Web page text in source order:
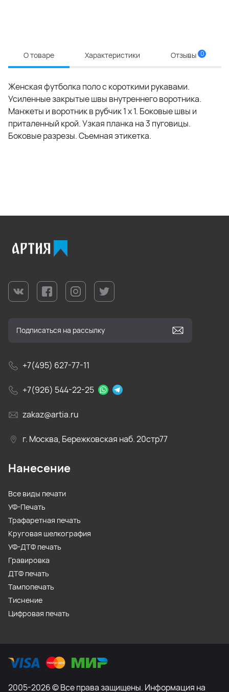
О товаре Характеристики Отзывы 0
Женская футболка поло с короткими рукавами.
Усиленные закрытые швы внутреннего воротника.
Манжеты и воротник в рубчик 1 x 1. Боковые швы и
приталенный крой. Узкая планка на 3 пуговицы.
Боковые разрезы. Съемная этикетка.
+7(495) 627-77-11
+7(926) 544-22-25
zakaz@artia.ru
г. Москва, Бережковская наб. 20стр77
Нанесение
Все виды печати
УФ-Печать
Трафаретная печать
Круговая шелкография
УФ-ДТФ печать
Гравировка
ДТФ печать
Тампопечать
Тиснение
Цифровая печать
2005-2026 © Все права защищены. Информация на